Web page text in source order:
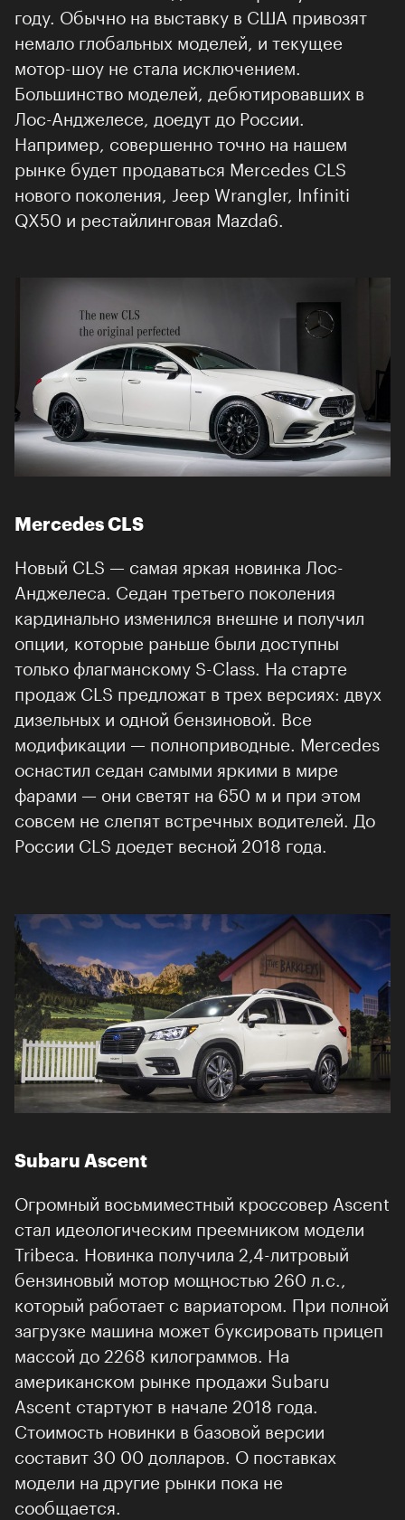
году. Обычно на выставку в США привозят
немало глобальных моделей, и текущее
мотор-шоу не стала исключением.
Большинство моделей, дебютировавших в
Лос-Анджелесе, доедут до России.
Например, совершенно точно на нашем
рынке будет продаваться Mercedes CLS
нового поколения, Jeep Wrangler, Infiniti
QX50 и рестайлинговая Mazda6.
Mercedes CLS
Новый CLS — самая яркая новинка Лос-
Анджелеса. Седан третьего поколения
кардинально изменился внешне и получил
опции, которые раньше были доступны
только флагманскому S-Class. На старте
продаж CLS предложат в трех версиях: двух
дизельных и одной бензиновой. Все
модификации — полноприводные. Mercedes
оснастил седан самыми яркими в мире
фарами — они светят на 650 м и при этом
совсем не слепят встречных водителей. До
России CLS доедет весной 2018 года.
Subaru Ascent
Огромный восьмиместный кроссовер Ascent
стал идеологическим преемником модели
Tribeca. Новинка получила 2,4-литровый
бензиновый мотор мощностью 260 л.с.,
который работает с вариатором. При полной
загрузке машина может буксировать прицеп
массой до 2268 килограммов. На
американском рынке продажи Subaru
Ascent стартуют в начале 2018 года.
Стоимость новинки в базовой версии
составит 30 00 долларов. О поставках
модели на другие рынки пока не
сообщается.